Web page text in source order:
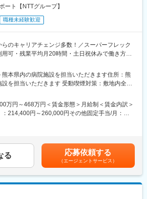
則OJT終了後に適用）
研修制度】
2週間の座学研修)ビジネスマナー、PC操作、薬
の関連法、CRC業務に必要な知識やスキルなどを
元毎に専属社員が講義をします。
1回、最新の治験情報や振り返りを行い、スキル
いきます。
療機関）】
国約30の大学病院、がんセンターなどの大規模
】
チームをまとめるチーフやリーダーに任命される
経験を積み管理職であるマネージャーに任命され
ート【NTTグループ】
職種未経験歓迎
らのキャリアチェンジ多数！／スーパーフレック
用可・残業平均月20時間・土日祝休みで働き方◎
験（治験）のスムーズな進行支援をお任せしま
の連絡・調整役を担います。また、治験を受けて
の相談相手となり、じっくり向き合う仕事です。
環境】
、複数のプロジェクトを受託する為、必ず複数名
熊本県内の病院施設を担当いただきます住所：熊
を担当いただきます 受動喫煙対策：敷地内全面
万円～468万円＜賃金形態＞月給制＜賃金内訳＞
：214,400円～260,000円その他固定手当/月：
■月給制+賞与となります。賞与は年2回です。■優
5万円、3万円、1万円/月の報奨金あり■入社5年目
（手当込・残業代別）■入社7年目リーダー、550
残業代別）■2025年度賞与実績 基本給7.28ヶ月
でも目安の金額であり、選考を通じて上下する可
る 応募依頼する
（エージェントサービス）